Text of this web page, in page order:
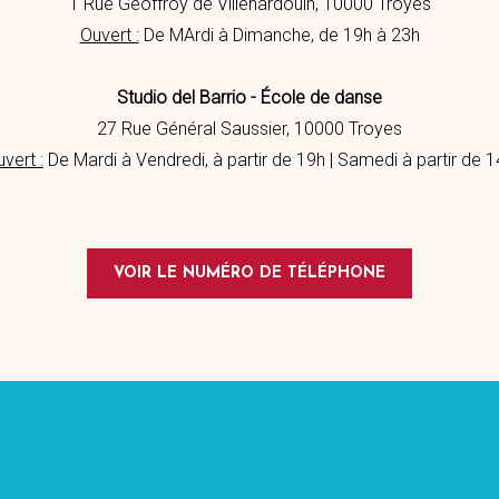
Ouvert :De MArdi à Dimanche, de 19h à 23h
Studio del Barrio - École de danse
27 Rue Général Saussier, 10000 Troyes
: De Mardi à Vendredi, à partir de 19h | Samedi à partir de
VOIR LE NUMÉRO DE TÉLÉPHONE